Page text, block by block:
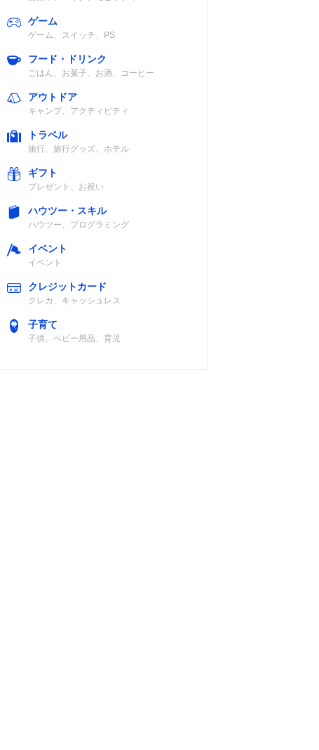
ゲーム
ゲーム、スイッチ、PS
フード・ドリンク
ごはん、お菓子、お酒、コーヒー
アウトドア
キャンプ、アクティビティ
トラベル
旅行、旅行グッズ、ホテル
ギフト
プレゼント、お祝い
ハウツー・スキル
ハウツー、プログラミング
イベント
イベント
クレジットカード
クレカ、キャッシュレス
子育て
子供、ベビー用品、育児